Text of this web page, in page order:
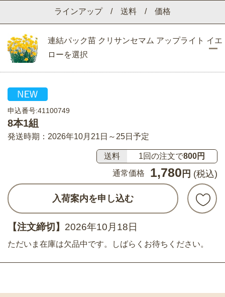
ラインアップ / 送料 / 価格
連結パック苗 クリサンセマム アップライト イエ
ローを選択
申込番号:41100749
8本1組
発送時期：2026年10月21日～25日予定
送料 1回の注文で800円
通常価格
1,780 円 (税込)
入荷案内を申し込む
【注文締切】 2026年10月18日
ただいま在庫は欠品中です。しばらくお待ちください。